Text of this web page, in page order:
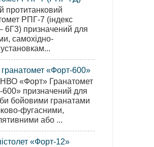
протитанковий
РПГ-7 (індекс
6Г3) призначений для
самохідно-
«Форт-600»
«Форт» Гранатомет
призначений для
бойовими гранатами
фугасними,
або ...
«Форт-12»